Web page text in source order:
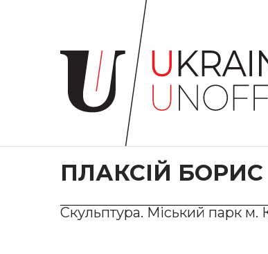
Головна
проєкт
Художники
Колекції
Контакти
ПЛАКСІЙ БОРИС
Скульптура. Міський парк м.